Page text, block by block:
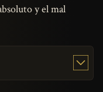
y el mal